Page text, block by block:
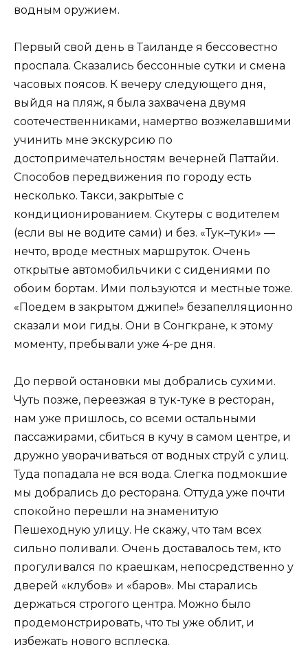
водным оружием.
Первый свой день в Таиланде я бессовестно
проспала. Сказались бессонные сутки и смена
часовых поясов. К вечеру следующего дня,
выйдя на пляж, я была захвачена двумя
соотечественниками, намертво возжелавшими
учинить мне экскурсию по
достопримечательностям вечерней Паттайи.
Способов передвижения по городу есть
несколько. Такси, закрытые с
кондиционированием. Скутеры с водителем
(если вы не водите сами) и без. «Тук–туки» —
нечто, вроде местных маршруток. Очень
открытые автомобильчики с сидениями по
обоим бортам. Ими пользуются и местные тоже.
«Поедем в закрытом джипе!» безапелляционно
сказали мои гиды. Они в Сонгкране, к этому
моменту, пребывали уже 4-ре дня.
До первой остановки мы добрались сухими.
Чуть позже, переезжая в тук-туке в ресторан,
нам уже пришлось, со всеми остальными
пассажирами, сбиться в кучу в самом центре, и
дружно уворачиваться от водных струй с улиц.
Туда попадала не вся вода. Слегка подмокшие
мы добрались до ресторана. Оттуда уже почти
спокойно перешли на знаменитую
Пешеходную улицу. Не скажу, что там всех
сильно поливали. Очень доставалось тем, кто
прогуливался по краешкам, непосредственно у
дверей «клубов» и «баров». Мы старались
держаться строгого центра. Можно было
продемонстрировать, что ты уже облит, и
избежать нового всплеска.